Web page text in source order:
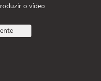
o vídeo